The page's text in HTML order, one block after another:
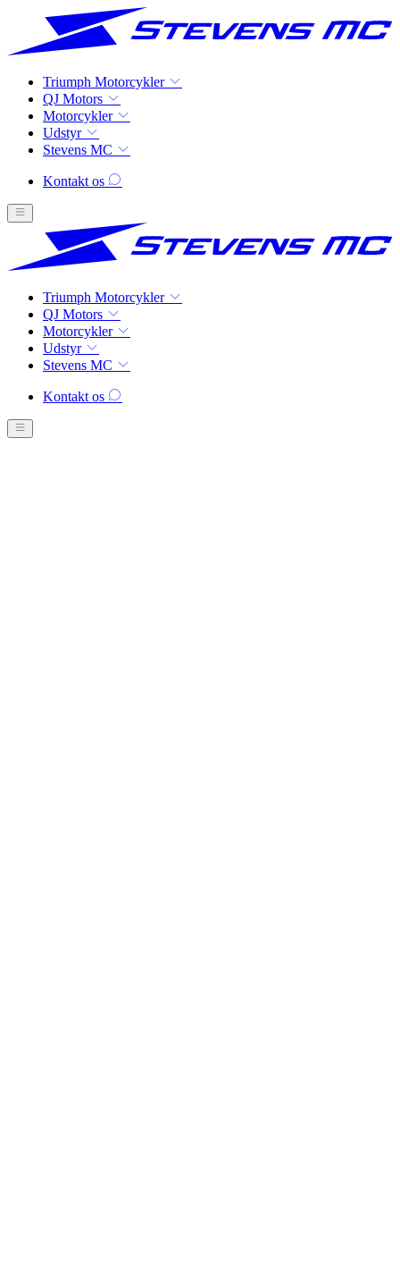
Triumph Motorcykler
QJ Motors
Motorcykler
Udstyr
Stevens MC
Kontakt os
Triumph Motorcykler
QJ Motors
Motorcykler
Udstyr
Stevens MC
Kontakt os